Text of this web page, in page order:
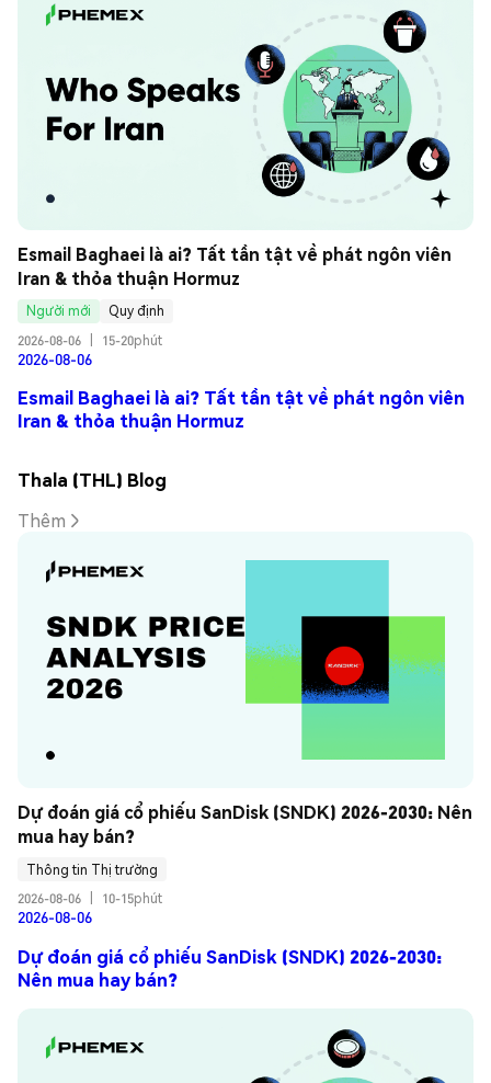
Esmail Baghaei là ai? Tất tần tật về phát ngôn viên
Iran & thỏa thuận Hormuz
Người mới
Quy định
2026-08-06
15-20phút
2026-08-06
Esmail Baghaei là ai? Tất tần tật về phát ngôn viên
Iran & thỏa thuận Hormuz
Thala (THL) Blog
Thêm
Dự đoán giá cổ phiếu SanDisk (SNDK) 2026-2030: Nên
mua hay bán?
Thông tin Thị trường
2026-08-06
10-15phút
2026-08-06
Dự đoán giá cổ phiếu SanDisk (SNDK) 2026-2030:
Nên mua hay bán?